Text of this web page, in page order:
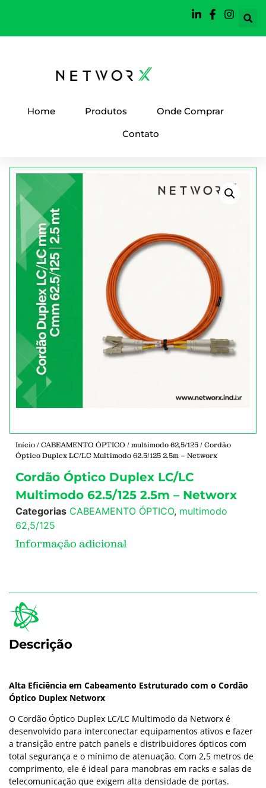
Home Produtos
Onde Comprar
Contato
Início/CABEAMENTO ÓPTICO /multimodo 62,5/125/ Cordão
Óptico Duplex LC/LC Multimodo 62.5/125 2.5m – Networx
Cordão Óptico Duplex LC/LC
Multimodo 62.5/125 2.5m – Networx
Categorias CABEAMENTO ÓPTICO, multimodo
62,5/125
Informação adicional
Descrição
Alta Eficiência em Cabeamento Estruturado com o Cordão
Óptico Duplex Networx
O Cordão Óptico Duplex LC/LC Multimodo da Networx é
desenvolvido para interconectar equipamentos ativos e fazer
a transição entre patch panels e distribuidores ópticos com
total segurança e o mínimo de atenuação. Com 2,5 metros de
comprimento, ele é ideal para manobras em racks e salas de
telecomunicação que exigem alta densidade de portas.